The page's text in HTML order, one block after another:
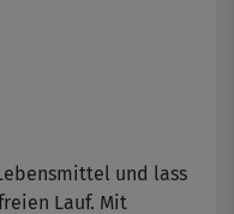
und lass
Lauf. Mit